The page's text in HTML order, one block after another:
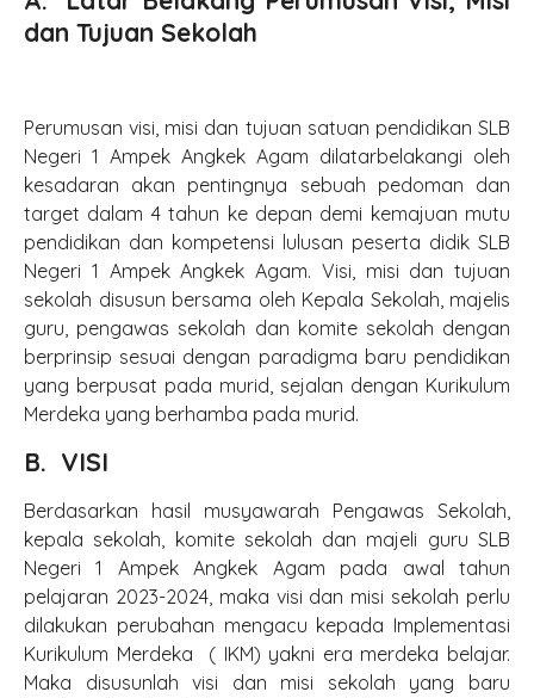
Perpustakaan Islam Digital
Kalkulator Zakat
Do’a Harian
Kamus Braille Digital
Privacy Policy
dan Tujuan Sekolah
Perumusan visi, misi dan tujuan satuan pendidikan SLB
Negeri 1 Ampek Angkek Agam dilatarbelakangi oleh
kesadaran akan pentingnya sebuah pedoman dan
target dalam 4 tahun ke depan demi kemajuan mutu
pendidikan dan kompetensi lulusan peserta didik SLB
Negeri 1 Ampek Angkek Agam. Visi, misi dan tujuan
sekolah disusun bersama oleh Kepala Sekolah, majelis
guru, pengawas sekolah dan komite sekolah dengan
berprinsip sesuai dengan paradigma baru pendidikan
yang berpusat pada murid, sejalan dengan Kurikulum
Merdeka yang berhamba pada murid.
B. VISI
Berdasarkan hasil musyawarah Pengawas Sekolah,
kepala sekolah, komite sekolah dan majeli guru SLB
Negeri 1 Ampek Angkek Agam pada awal tahun
pelajaran 2023-2024, maka visi dan misi sekolah perlu
dilakukan perubahan mengacu kepada Implementasi
Kurikulum Merdeka ( IKM) yakni era merdeka belajar.
Maka disusunlah visi dan misi sekolah yang baru